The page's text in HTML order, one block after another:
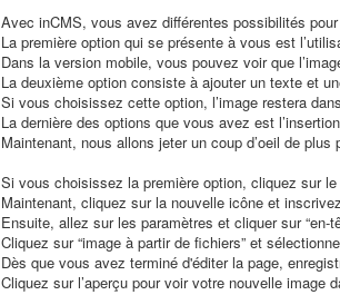
Avec inCMS, vous avez différentes possibilités
La première option qui se présente à vous est
Dans la version mobile, vous pouvez voir que
La deuxième option consiste à ajouter un texte et
Si vous choisissez cette option, l’image restera
La dernière des options que vous avez est
Maintenant, nous allons jeter un coup d’oeil de
Si vous choisissez la première option, cliquez sur le
Maintenant, cliquez sur la nouvelle icône et
Ensuite, allez sur les paramètres et cliquer sur “en-
Cliquez sur “image à partir de fichiers” et
Dès que vous avez terminé d'éditer la page,
Cliquez sur l’aperçu pour voir votre nouvelle image